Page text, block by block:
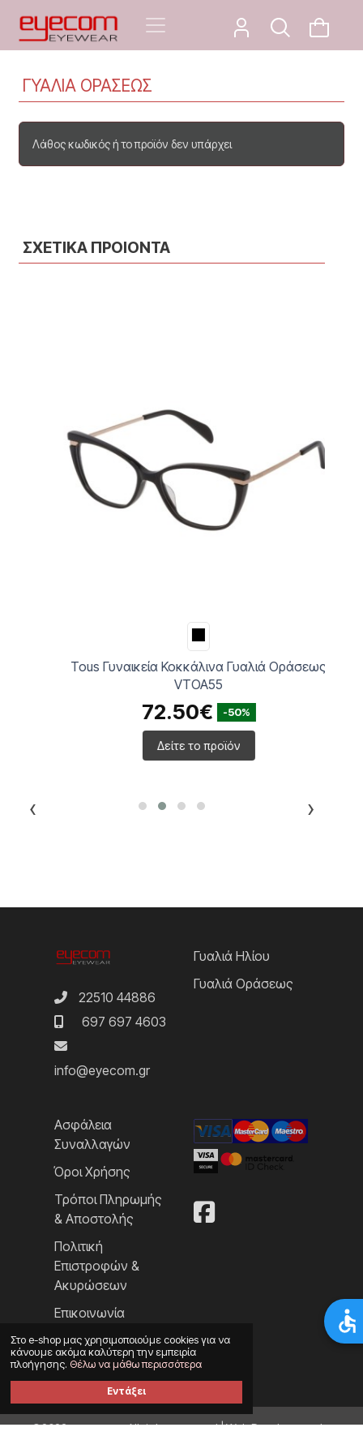
Στο e-shop μας χρησιμοποιούμε cookies για να
κάνουμε ακόμα καλύτερη την εμπειρία
πλοήγησης. Θέλω να μάθω περισσότερα
Εντάξει
ΓΥΑΛΙΑ ΟΡΑΣΕΩΣ
Λάθος κωδικός ή το προϊόν δεν υπάρχει
ΣΧΕΤΙΚΑ ΠΡΟΙΟΝΤΑ
Tous Γυναικεία Κοκκάλινα Γυαλιά Οράσεως
VTOA55
72.50€ -50%
Δείτε το προϊόν
‹ ›
22510 44886
697 697 4603
info@eyecom.gr
Γυαλιά Ηλίου
Γυαλιά Οράσεως
Ασφάλεια
Συναλλαγών
Όροι Χρήσης
Τρόποι Πληρωμής
& Αποστολής
Πολιτική
Επιστροφών &
Ακυρώσεων
Επικοινωνία
©2023 eyecom.gr All rights reserved | Web Development by